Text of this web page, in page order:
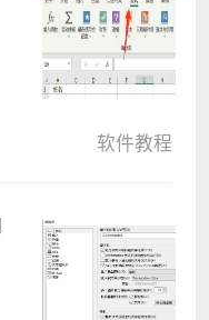
软件教程